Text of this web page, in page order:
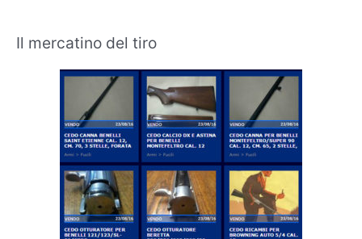
Il mercatino del tiro